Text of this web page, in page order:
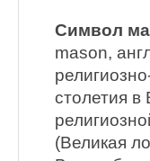
Символ
mason,
столетия в
(Великая